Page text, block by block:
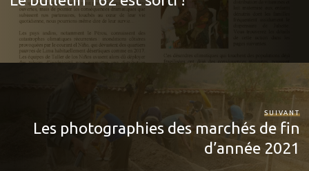
SUIVANT
Les photographies des marchés de fin
d’année 2021